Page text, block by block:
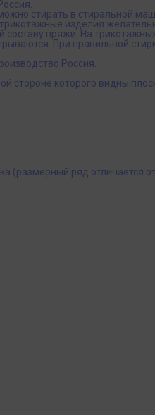
стирать в стиральной
изделия
составу пряжи. На
При правильной
Россия.
стороне которого видны
(размерный ряд отличается